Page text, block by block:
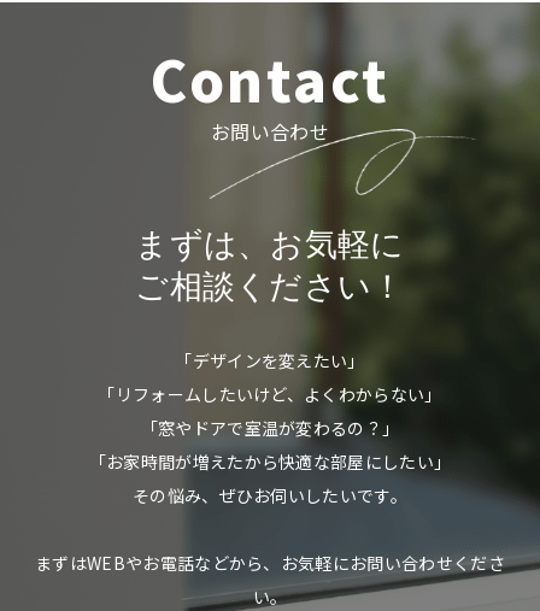
Contact
お問い合わせ
まずは、お気軽に
ご相談ください！
「デザインを変えたい」
「リフォームしたいけど、よくわからない」
「窓やドアで室温が変わるの？」
「お家時間が増えたから快適な部屋にしたい」
その悩み、ぜひお伺いしたいです。
まずはWEBやお電話などから、お気軽にお問い合わせくださ
い。